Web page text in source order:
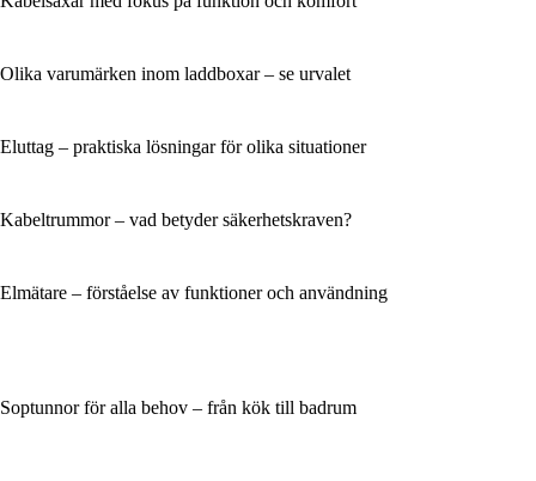
Olika varumärken inom laddboxar – se urvalet
Eluttag – praktiska lösningar för olika situationer
Kabeltrummor – vad betyder säkerhetskraven?
Elmätare – förståelse av funktioner och användning
Soptunnor för alla behov – från kök till badrum